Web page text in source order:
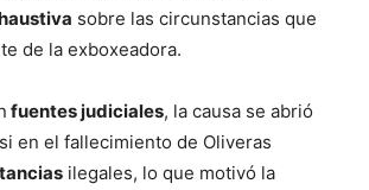
sobre las circunstancias que
de la exboxeadora.
fuentes judiciales, la causa se abrió
si en el fallecimiento de Oliveras
ilegales, lo que motivó la